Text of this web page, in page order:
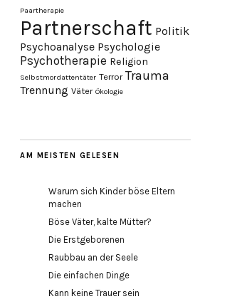
Paartherapie
Partnerschaft Politik
Psychoanalyse Psychologie
Psychotherapie Religion
Selbstmordattentäter Terror Trauma
Trennung Väter Ökologie
AM MEISTEN GELESEN
Warum sich Kinder böse Eltern
machen
Böse Väter, kalte Mütter?
Die Erstgeborenen
Raubbau an der Seele
Die einfachen Dinge
Kann keine Trauer sein